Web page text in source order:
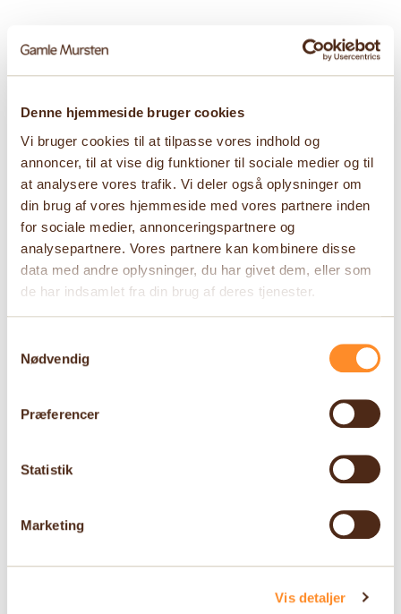
Denne hjemmeside bruger cookies
Vi bruger cookies til at tilpasse vores indhold og
annoncer, til at vise dig funktioner til sociale medier og til
at analysere vores trafik. Vi deler også oplysninger om
din brug af vores hjemmeside med vores partnere inden
for sociale medier, annonceringspartnere og
analysepartnere. Vores partnere kan kombinere disse
data med andre oplysninger, du har givet dem, eller som
de har indsamlet fra din brug af deres tjenester.
Nødvendig
Præferencer
Statistik
Marketing
Vis detaljer